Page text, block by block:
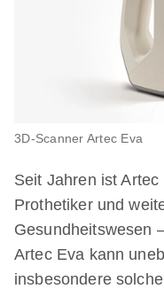
3D-Scanner Artec Eva
Seit Jahren ist
Prothetiker und
Gesundheitswesen
Artec Eva kann
insbesondere